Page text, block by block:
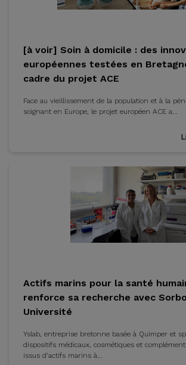
[à voir] Soin à domicile : des
européennes testées en
cadre du projet ACE
Face au vieillissement de la population et à la
soignant en Europe, le projet européen ACE a...
Actifs marins pour la santé
renforce sa recherche avec
Université
Yslab, entreprise bretonne basée à Quimper et
dispositifs médicaux, cosmétiques et
issus d’actifs marins à...